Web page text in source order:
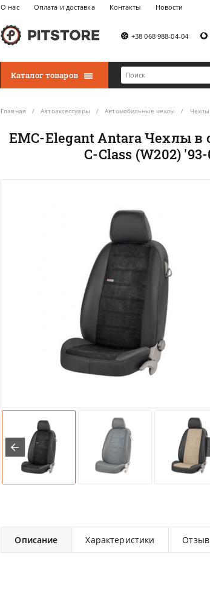
О нас Оплата и доставка Контакты Новости
+38 068 988-04-04
Каталог товаров
Главная Автоаксессуары Автомобильные чехлы Чехлы
EMC-Elegant Antara Чехлы в
C-Class (W202)
Описание Характеристики